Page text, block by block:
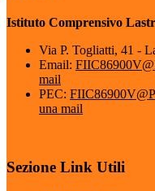
Istituto Comprensivo
Via P. Togliatti, 41 -
Email:
mail
PEC:
una mail
Sezione Link Utili